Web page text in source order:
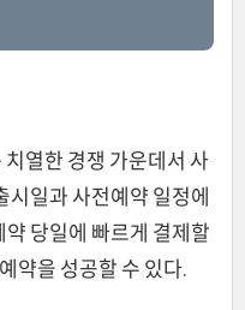
열한 경쟁 가운데서 사
시일과 사전예약 일정에
당일에 빠르게 결제할
약을 성공할 수 있다.